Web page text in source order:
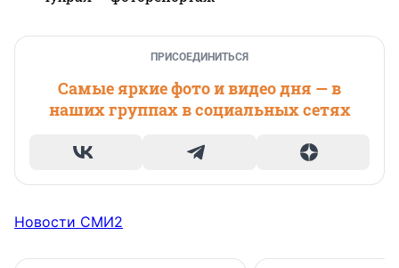
ПРИСОЕДИНИТЬСЯ
Самые яркие фото и видео дня — в
наших группах в социальных сетях
Новости СМИ2